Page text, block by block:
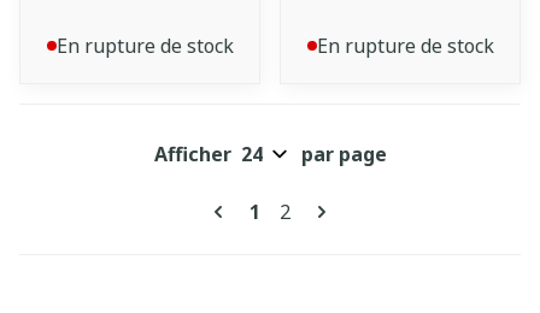
En rupture de stock En rupture de stock
Pages
Vous lisez actuellement la
1 Page
2
Afficher par page